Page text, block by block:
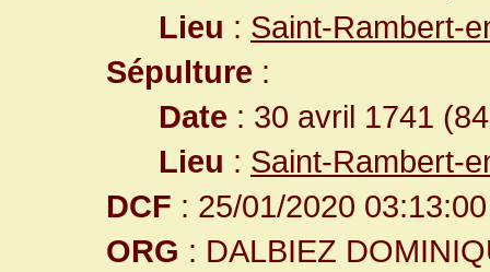
Lieu : Saint-Rambert-
Sépulture :
Date : 30 avril 1741
Lieu : Saint-Rambert-
DCF : 25/01/2020 03:13:00
ORG : DALBIEZ